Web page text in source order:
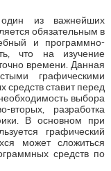
из важнейших
обязательным в
и программно-
что на изучение
времени. Данная
графическими
средств ставит перед
выбора
вторых, разработка
В основном при
графический
может сложиться
средств по